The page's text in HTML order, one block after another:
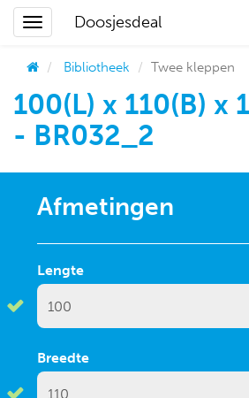
Doosjesdeal
Bibliotheek Twee kleppen
100(L) x 110(B) x
- BR032_2
Afmetingen
Lengte
Breedte